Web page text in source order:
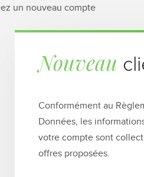
un nouveau compte
Nouveau
Conformément au
Données, les
votre compte sont
offres proposées.